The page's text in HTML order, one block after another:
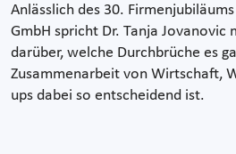
Anlässlich des 30.
GmbH spricht Dr. Tanja
darüber, welche Durchbrüche es
Zusammenarbeit von Wirtschaft,
ups dabei so entscheidend ist.